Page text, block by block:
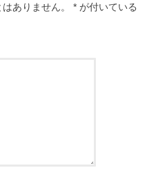
ありません。 * が付いている